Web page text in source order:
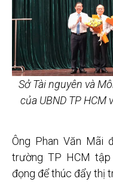
Sở Tài nguyên và
của UBND TP
Ông Phan Văn Mãi
trường TP HCM
đọng để thúc đẩy thị